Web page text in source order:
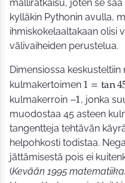
malliratkaisu, joten se saa
kylläkin Pythonin avulla,
ihmiskokelaaltakaan olisi
välivaiheiden perustelua.
Dimensiossa
kulmakertoimen 1 = tan4
kulmakerroin −1, jonka
muodostaa 45 asteen
tangentteja tehtävän
helpohkosti todistaa.
jättämisestä pois ei
(Kevään 1995